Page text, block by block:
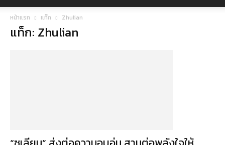
หน้าแรก แท็ก Zhulian
แท็ก: Zhulian